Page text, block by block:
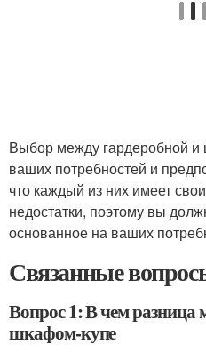
Выбор между гардеробной и
ваших потребностей и
что каждый из них имеет
недостатки, поэтому вы
основанное на ваших
Связанные
Вопрос 1: В чем разница
шкафом-купе